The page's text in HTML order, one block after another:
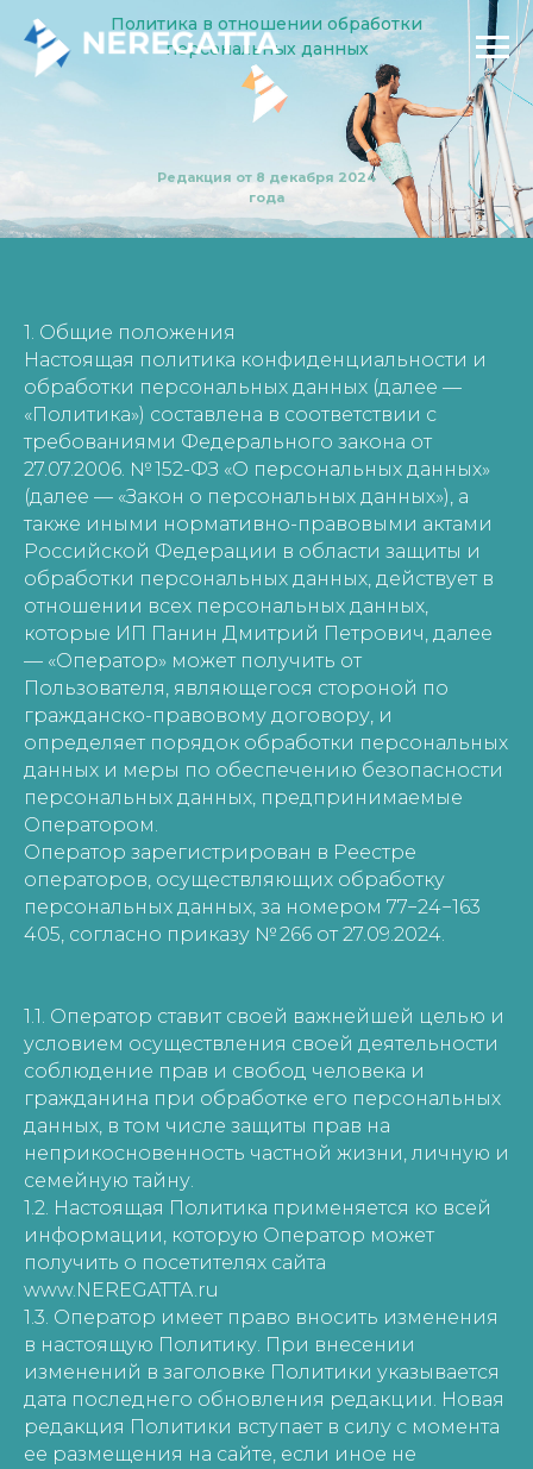
Политика в отношении обработки
персональных данных
Редакция от 8 декабря 2024
года
1. Общие положения
Настоящая политика конфиденциальности и
обработки персональных данных (далее —
«Политика») составлена в соответствии с
требованиями Федерального закона от
27.07.2006. № 152-ФЗ «О персональных данных»
(далее — «Закон о персональных данных»), а
также иными нормативно-правовыми актами
Российской Федерации в области защиты и
обработки персональных данных, действует в
отношении всех персональных данных,
которые ИП Панин Дмитрий Петрович, далее
— «Оператор» может получить от
Пользователя, являющегося стороной по
гражданско-правовому договору, и
определяет порядок обработки персональных
данных и меры по обеспечению безопасности
персональных данных, предпринимаемые
Оператором.
Оператор зарегистрирован в Реестре
операторов, осуществляющих обработку
персональных данных, за номером 77−24−163
405, согласно приказу № 266 от 27.09.2024.
1.1. Оператор ставит своей важнейшей целью и
условием осуществления своей деятельности
соблюдение прав и свобод человека и
гражданина при обработке его персональных
данных, в том числе защиты прав на
неприкосновенность частной жизни, личную и
семейную тайну.
1.2. Настоящая Политика применяется ко всей
информации, которую Оператор может
получить о посетителях сайта
www.NEREGATTA.ru
1.3. Оператор имеет право вносить изменения
в настоящую Политику. При внесении
изменений в заголовке Политики указывается
дата последнего обновления редакции. Новая
редакция Политики вступает в силу с момента
ее размещения на сайте, если иное не